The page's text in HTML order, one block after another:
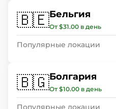
🇧🇪Бельгия
От $31.00 в день
Популярные локации
🇧🇬Болгария
От $10.00 в день
Популярные локации